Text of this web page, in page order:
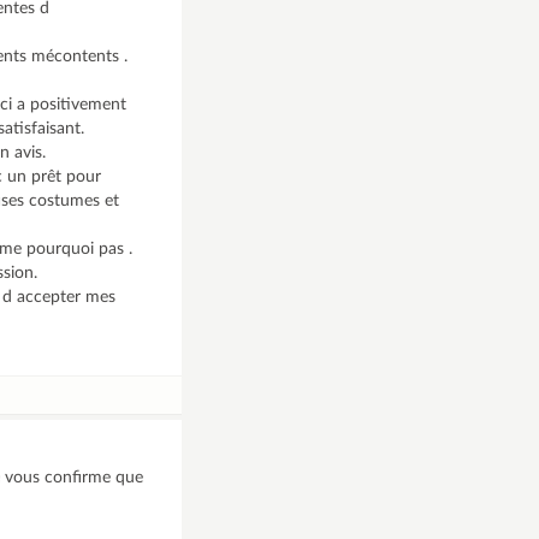
d
mécontents .
a positivement
avis.
un prêt pour
costumes et
pourquoi pas .
accepter mes
vous confirme que